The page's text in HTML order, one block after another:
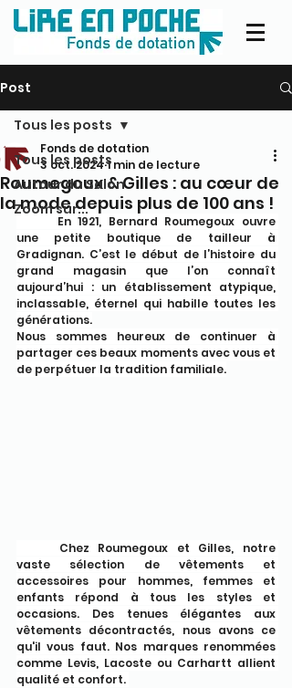
Post
Tous les posts
Autour du Salon
Zoom sur...
Tous les posts
Roumegoux & Gilles : au cœur de
la mode depuis plus de 100 ans !
Fonds de dotation
3 oct. 20241 min de lecture
une petite boutique de tailleur à
Gradignan. C’est le début de l’histoire du
grand magasin que l’on connaît
aujourd’hui : un établissement atypique,
inclassable, éternel qui habille toutes les
générations.
Nous sommes heureux de continuer à
partager ces beaux moments avec vous et
de perpétuer la tradition familiale.
vaste sélection de vêtements et
accessoires pour hommes, femmes et
enfants répond à tous les styles et
occasions. Des tenues élégantes aux
vêtements décontractés, nous avons ce
qu'il vous faut. Nos marques renommées
comme Levis, Lacoste ou Carhartt allient
qualité et confort.